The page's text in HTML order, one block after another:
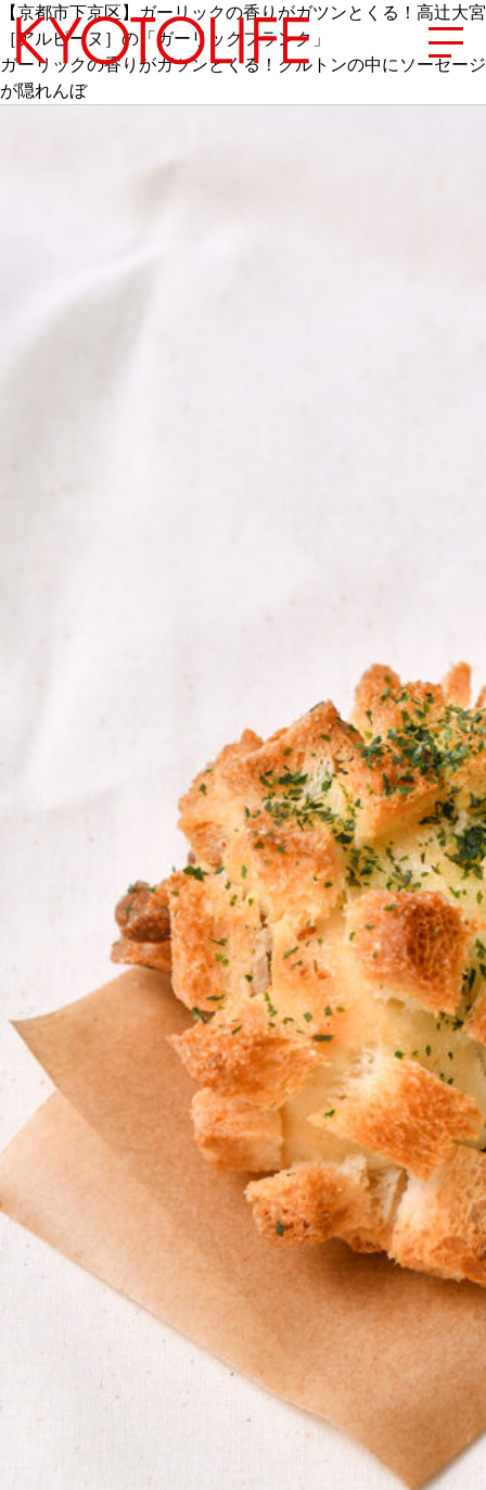
MAIN MENU
SERIES
カレーが好き
京都おやつクラブ
私と店のはなし
今月の京みやげ
京都の書店
CULTURE
【京都市下京区】ガーリックの香りがガツンとくる！高辻大宮
［アルピーヌ］の「ガーリックフランク」
ガーリックの香りがガツンとくる！クルトンの中にソーセージ
が隠れんぼ